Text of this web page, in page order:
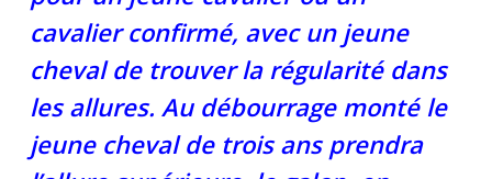
cavalier confirmé, avec un jeune
cheval de trouver la régularité dans
les allures. Au débourrage monté le
jeune cheval de trois ans prendra